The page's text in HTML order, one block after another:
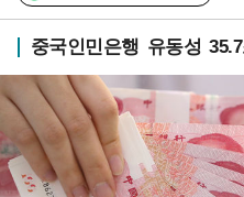
중국인민은행 유동성